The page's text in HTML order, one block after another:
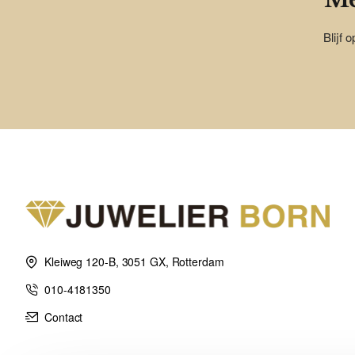
Blijf
Kleiweg 120-B, 3051 GX, Rotterdam
010-4181350
Contact